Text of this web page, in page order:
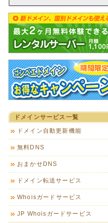
ドメインサービス一覧
ドメイン自動更新機能
無料DNS
おまかせDNS
ドメイン転送サービス
Whoisガードサービス
JP Whoisガードサービス